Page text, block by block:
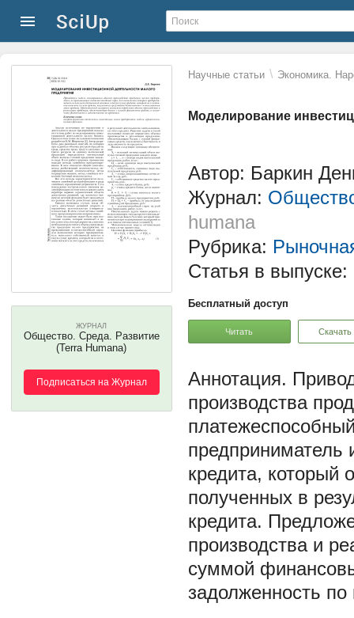
Научные статьи \ Экономика.
Моделирование
ЖУРНАЛ
Общество. Среда. Развитие
(Terra Humana)
Подписаться на Журнал
Автор: Баркин
Журнал:
humana
Рубрика:
Статья в выпуске:
Бесплатный доступ
Читать Скачать
производства
предприниматель
кредита, который
полученных в
кредита.
производства и
суммой
задолженность по